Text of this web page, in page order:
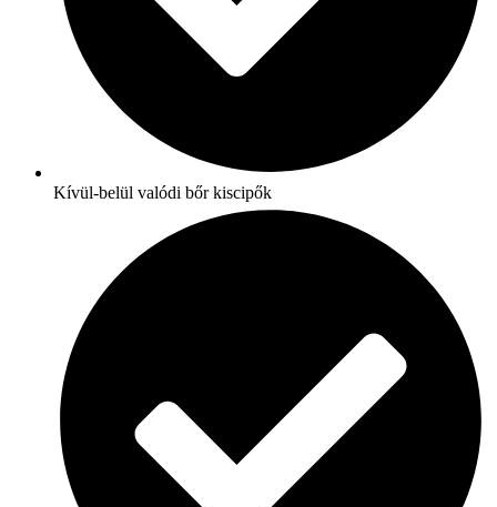
Kívül-belül valódi bőr kiscipők